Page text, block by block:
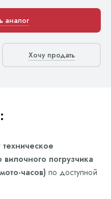
аналог
Хочу продать
техническое
погрузчика
часов) по доступной